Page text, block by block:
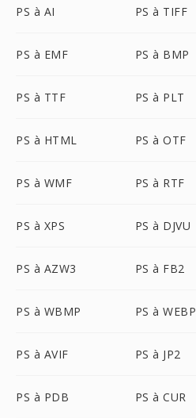
PS à AI PS à TIFF
PS à EMF PS à BMP
PS à TTF PS à PLT
PS à HTML PS à OTF
PS à WMF PS à RTF
PS à XPS PS à DJVU
PS à AZW3 PS à FB2
PS à WBMP PS à WEBP
PS à AVIF PS à JP2
PS à PDB PS à CUR